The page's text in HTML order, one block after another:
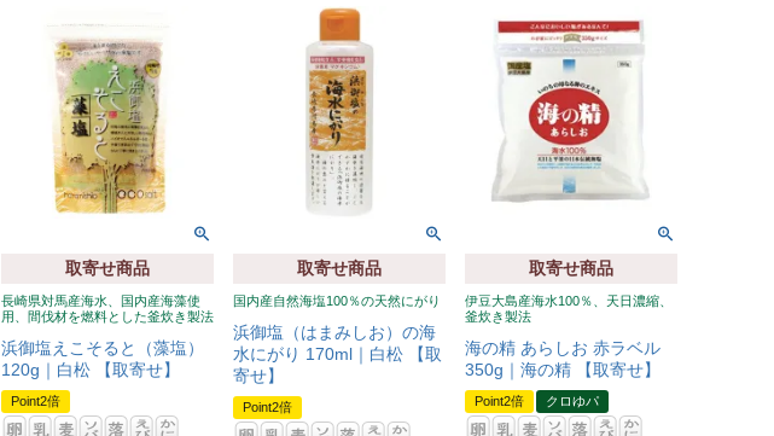
取寄せ商品
長崎県対馬産海水、国内産海藻使
用、間伐材を燃料とした釜炊き製法
浜御塩えこそると（藻塩）
120g｜白松 【取寄せ】
Point2倍
取寄せ商品
国内産自然海塩100％の天然にがり
浜御塩（はまみしお）の海
水にがり 170ml｜白松 【取
寄せ】
Point2倍
取寄せ商品
伊豆大島産海水100％、天日濃縮、
釜炊き製法
海の精 あらしお 赤ラベル
350g｜海の精 【取寄せ】
Point2倍 クロゆパ